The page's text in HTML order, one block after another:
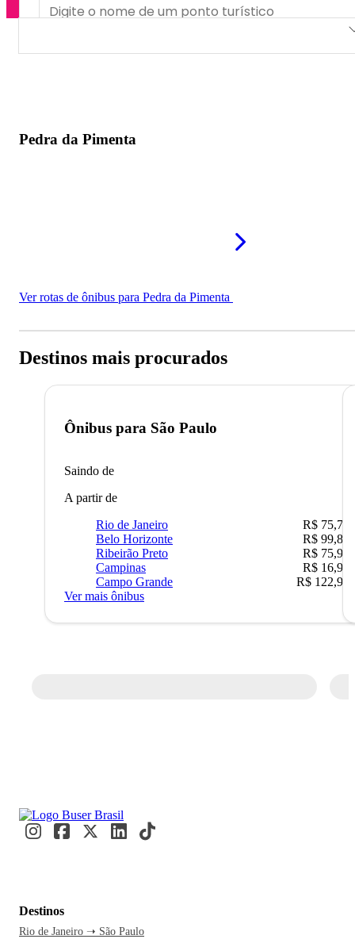
Pedra da Pimenta
Ver rotas de ônibus para Pedra da Pimenta
Destinos mais procurados
Ônibus para São Paulo
Saindo de
A partir de
Rio de Janeiro
R$ 75,77
Belo Horizonte
R$ 99,89
Ribeirão Preto
R$ 75,90
Campinas
R$ 16,90
Campo Grande
R$ 122,90
Ver mais ônibus
Destinos
Rio de Janeiro ➝ São Paulo